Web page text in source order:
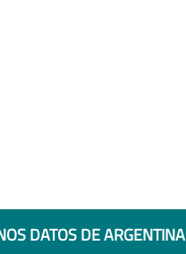
DATOS DE ARGENTINA